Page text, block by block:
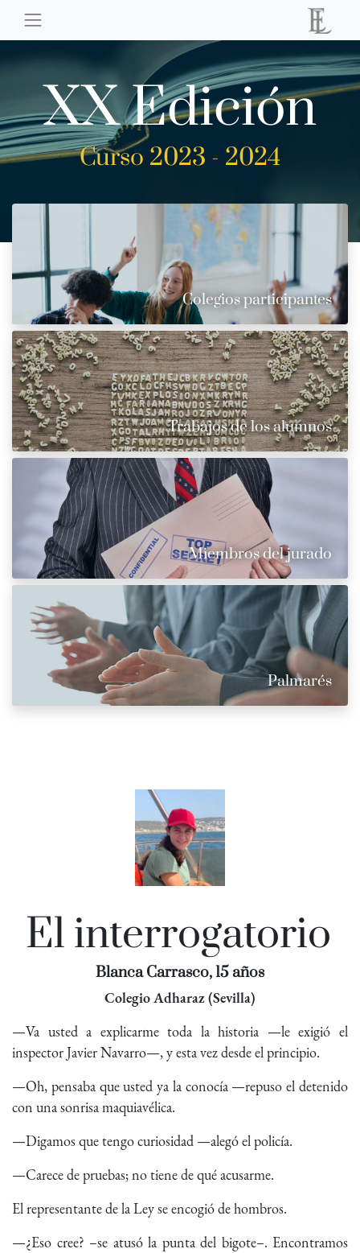
XX Edición
Curso 2023 - 2024
Colegios participantes
Trabajos de los alumnos
Miembros del jurado
Palmarés
El interrogatorio
Blanca Carrasco, 15 años
Colegio Adharaz (Sevilla)
—Va usted a explicarme toda la historia —le exigió el
inspector Javier Navarro—, y esta vez desde el principio.
—Oh, pensaba que usted ya la conocía —repuso el detenido
con una sonrisa maquiavélica.
—Digamos que tengo curiosidad —alegó el policía.
—Carece de pruebas; no tiene de qué acusarme.
El representante de la Ley se encogió de hombros.
—¿Eso cree? –se atusó la punta del bigote–. Encontramos